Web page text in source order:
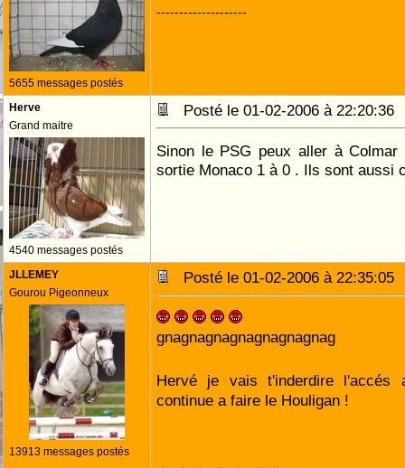
5655 messages postés
--------------------
Herve
Grand maitre
4540 messages postés
Posté le 01-02-2006 à
Sinon le PSG peux aller à
sortie Monaco 1 à 0 . Ils sont aussi
JLLEMEY
Gourou Pigeonneux
13913 messages postés
Posté le 01-02-2006 à
gnagnagnagnagnagnagnag
Hervé je vais t'inderdire
continue a faire le Houligan !